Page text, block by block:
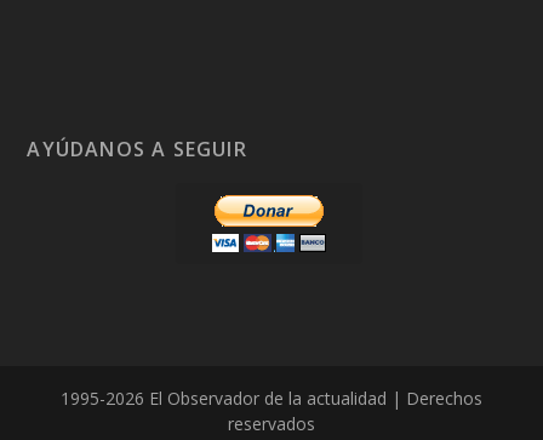
AYÚDANOS A SEGUIR
1995-2026 El Observador de la actualidad | Derechos
reservados